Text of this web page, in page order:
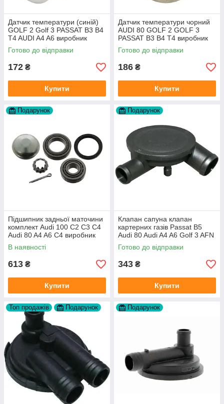
Датчик температури (синій)
GOLF 2 Golf 3 PASSAT B3 B4
T4 AUDI A4 A6 виробник
Topran Німеччина
Готово до відправки
172 ₴
Купити
Датчик температури чорний
AUDI 80 GOLF 2 GOLF 3
PASSAT B3 B4 T4 виробник
TOPRAN Німеччина
Готово до відправки
186 ₴
Купити
Подарунок
Підшипник задньої маточини
комплект Audi 100 C2 C3 C4
Audi 80 A4 A6 C4 виробник
FAG
В наявності
613 ₴
Купити
Подарунок
Клапан сапуна клапан
картерних газів Passat B5
Audi 80 Audi A4 A6 Golf 3 AFN
1Y AAZ 1Z AFF AEY AAZ AHB
AHU
Готово до відправки
343 ₴
Купити
Топ продажів Подарунок Подарунок